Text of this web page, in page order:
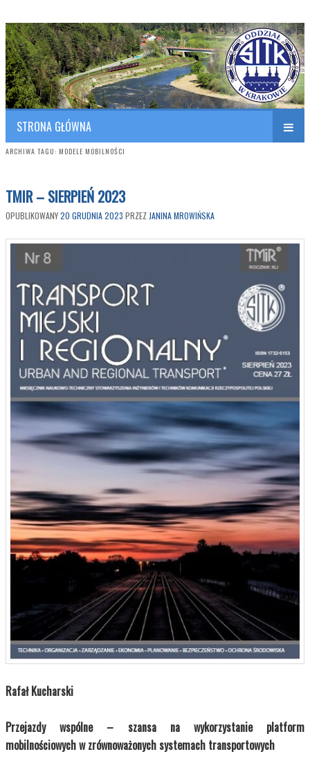
SITK RP Oddział w KRAKOWIE
Polish Association of Engineers & Technicians of Transportation
STRONA GŁÓWNA
ARCHIWA TAGU: MODELE MOBILNOŚCI
TMIR – SIERPIEŃ 2023
OPUBLIKOWANY20 GRUDNIA 2023 PRZEZ JANINA MROWIŃSKA
Rafał Kucharski
Przejazdy wspólne – szansa na wykorzystanie platform
mobilnościowych w zrównoważonych systemach transportowych